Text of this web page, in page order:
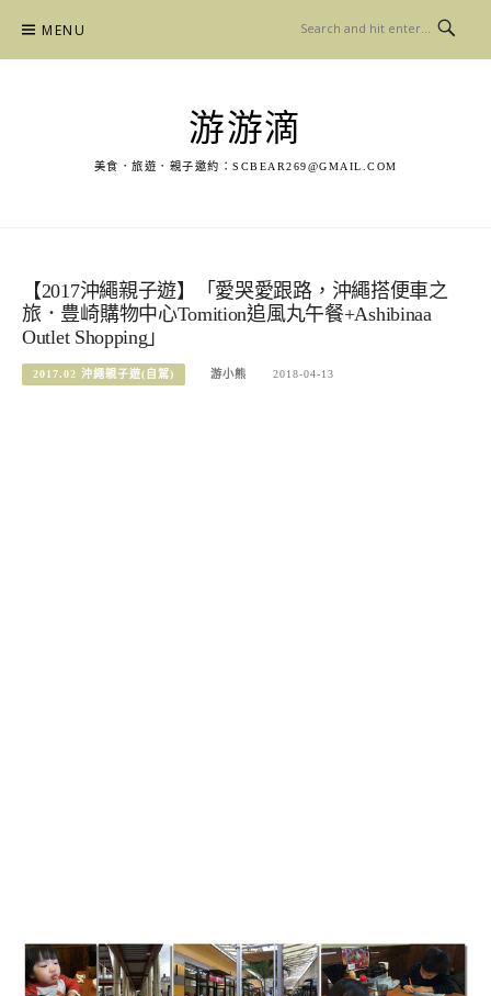
content
MENU
游游滴
美食．旅遊．親子邀約： SCBEAR269@GMAIL.COM
【2017沖繩親子遊】「愛哭愛跟路，沖繩搭便車之
旅．豊崎購物中心Tomition追風丸午餐+Ashibinaa
Outlet Shopping」
2017.02 沖繩親子遊(自駕) 游小熊 2018-04-13